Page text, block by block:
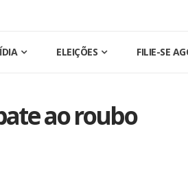
ELEIÇÕES FILIE-SE
ao roubo